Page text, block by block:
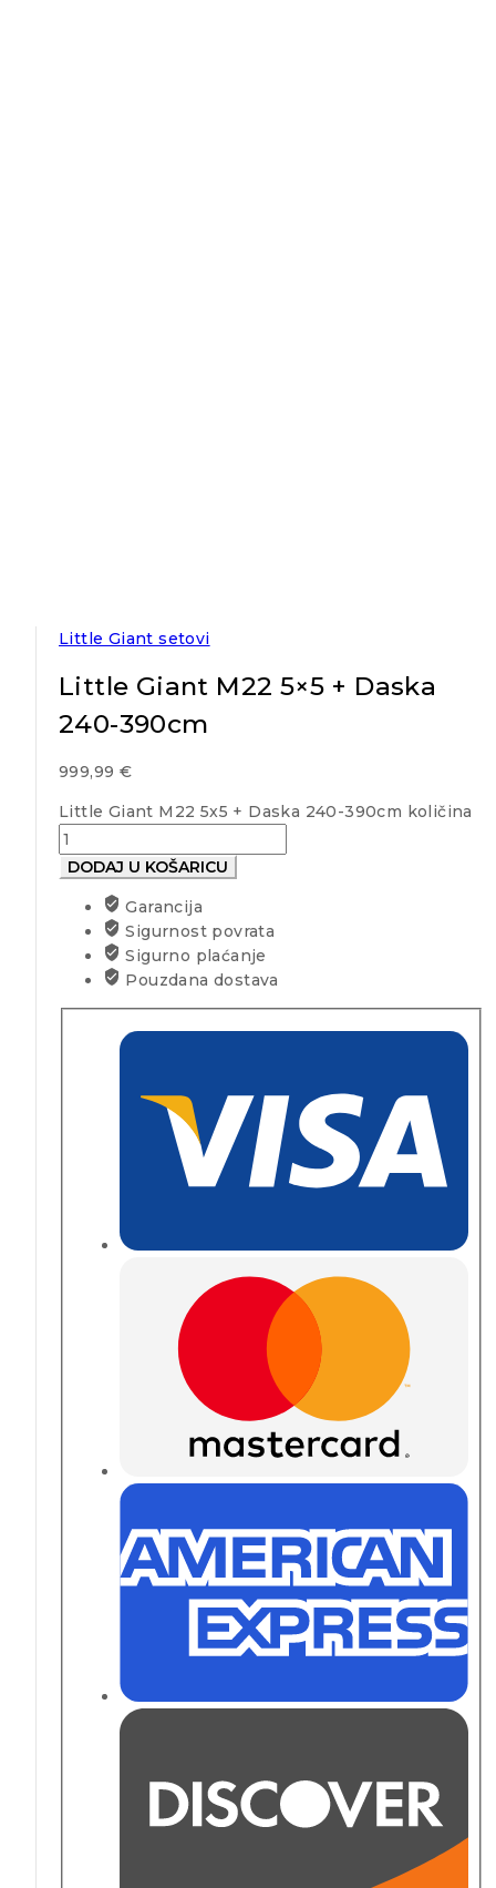
Little Giant setovi
Little Giant M22 5×5 + Daska
240-390cm
999,99 €
Little Giant M22 5x5 + Daska 240-390cm količina
DODAJ U KOŠARICU
Garancija
Sigurnost povrata
Sigurno plaćanje
Pouzdana dostava